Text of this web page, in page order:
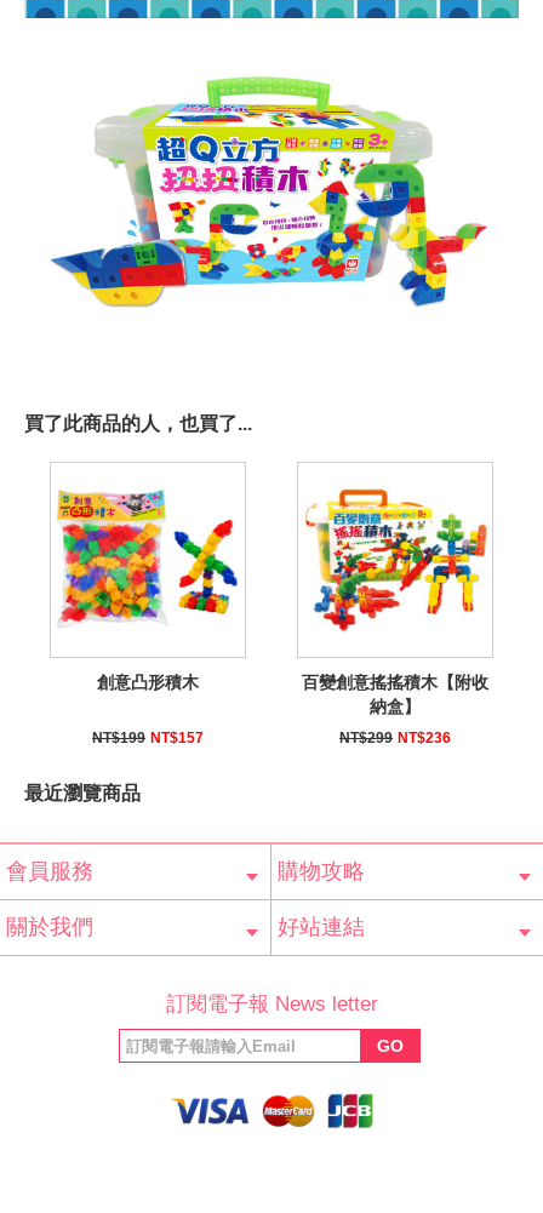
買了此商品的人，也買了...
創意凸形積木
NT$199 NT$157
百變創意搖搖積木【附收
納盒】
NT$299 NT$236
最近瀏覽商品
會員服務
會員辨法
客服信箱
隱私條款
網站導覽
購物攻略
常見問題
購物說明
訂單查詢
關於我們 好站連結
福利協會
絲專頁
訂閱電子報 News letter
GO